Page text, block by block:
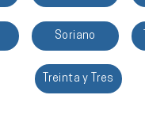
Soriano
Treinta y Tres